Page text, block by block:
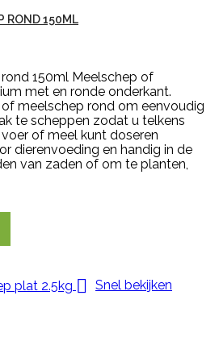
ROND 150ML
150ml Meelschep of
met en ronde onderkant.
meelschep rond om eenvoudig
te scheppen zodat u telkens
of meel kunt doseren
dierenvoeding en handig in de
van zaden of om te planten,
 Snel bekijken